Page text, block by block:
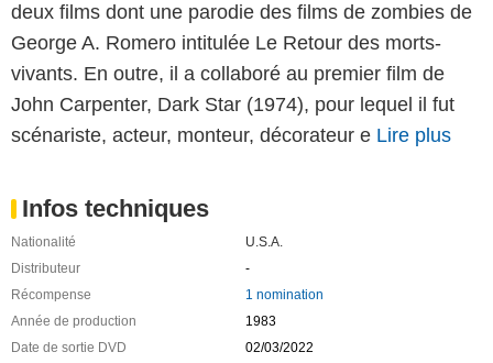
deux films dont une parodie des films de zombies de
George A. Romero intitulée Le Retour des morts-
vivants. En outre, il a collaboré au premier film de
John Carpenter, Dark Star (1974), pour lequel il fut
scénariste, acteur, monteur, décorateur e Lire plus
Infos techniques
Nationalité
U.S.A.
Distributeur
-
Récompense
1 nomination
Année de production
1983
Date de sortie DVD
02/03/2022